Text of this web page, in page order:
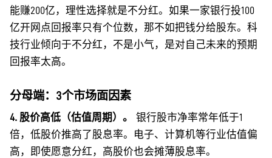
能赚200亿，理性选择就是不分红。如果一家银行投100
亿开网点回报率只有个位数，那不如把钱分给股东。科
技行业倾向于不分红，不是小气，是对自己未来的预期
回报率太高。
分母端：3个市场面因素
4. 股价高低（估值周期）。
银行股市净率常年低于1
倍，低股价推高了股息率。电子、计算机等行业估值偏
高，即使愿意分红，高股价也会摊薄股息率。